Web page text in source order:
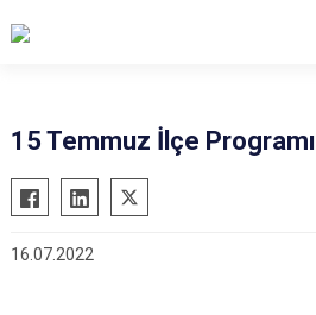
Aşkale
Çat
Hınıs
15 Temmuz İlçe Programı
16.07.2022